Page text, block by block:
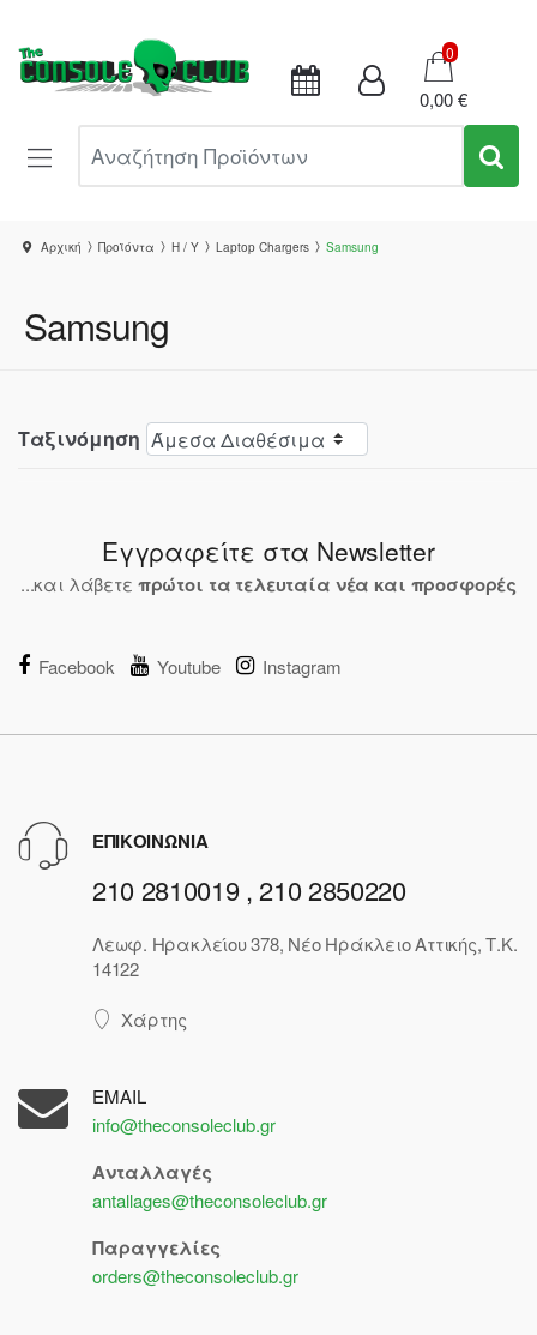
Καλάθι
0
0,00 €
Αρχική Προϊόντα Η / Υ Laptop Chargers Samsung
Samsung
Ταξινόμηση
Εγγραφείτε στα Newsletter
...και λάβετε πρώτοι τα τελευταία νέα και προσφορές
Facebook Youtube Instagram
ΕΠΙΚΟΙΝΩΝΙΑ
210 2810019 , 210 2850220
Λεωφ. Ηρακλείου 378, Νέο Ηράκλειο Αττικής, Τ.Κ.
14122
Χάρτης
EMAIL
info@theconsoleclub.gr
Ανταλλαγές
antallages@theconsoleclub.gr
Παραγγελίες
orders@theconsoleclub.gr